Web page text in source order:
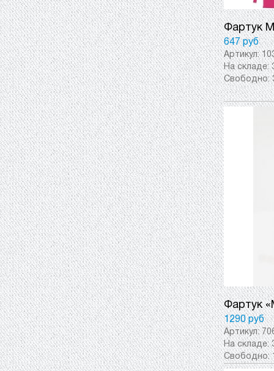
Фартук
647 руб
Артикул:
На складе:
Свободно:
Фартук
1290 руб
Артикул:
На складе:
Свободно: